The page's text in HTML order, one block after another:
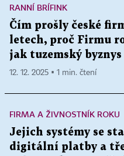
RANNÍ BRÍFINK
Čím prošly české
letech, proč Firmu
jak tuzemský
12. 12. 2025 ▪ 1 min. čtení
FIRMA A ŽIVNOSTNÍK ROKU
Jejich systémy se
digitální platby a